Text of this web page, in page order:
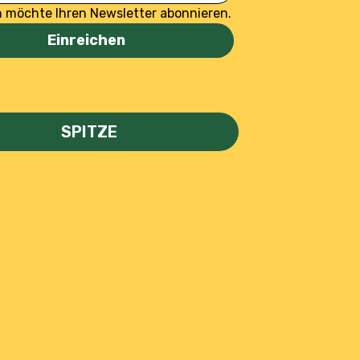
möchte Ihren Newsletter abonnieren.
Einreichen
SPITZE